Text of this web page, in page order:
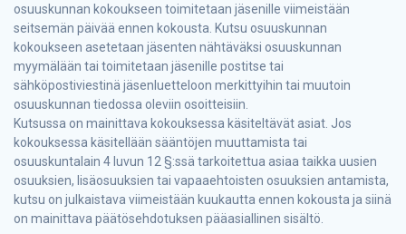
osuuskunnan kokoukseen toimitetaan jäsenille viimeistään
seitsemän päivää ennen kokousta. Kutsu osuuskunnan
kokoukseen asetetaan jäsenten nähtäväksi osuuskunnan
myymälään tai toimitetaan jäsenille postitse tai
sähköpostiviestinä jäsenluetteloon merkittyihin tai muutoin
osuuskunnan tiedossa oleviin osoitteisiin.
Kutsussa on mainittava kokouksessa käsiteltävät asiat. Jos
kokouksessa käsitellään sääntöjen muuttamista tai
osuuskuntalain 4 luvun 12 §:ssä tarkoitettua asiaa taikka uusien
osuuksien, lisäosuuksien tai vapaaehtoisten osuuksien antamista,
kutsu on julkaistava viimeistään kuukautta ennen kokousta ja siinä
on mainittava päätösehdotuksen pääasiallinen sisältö.